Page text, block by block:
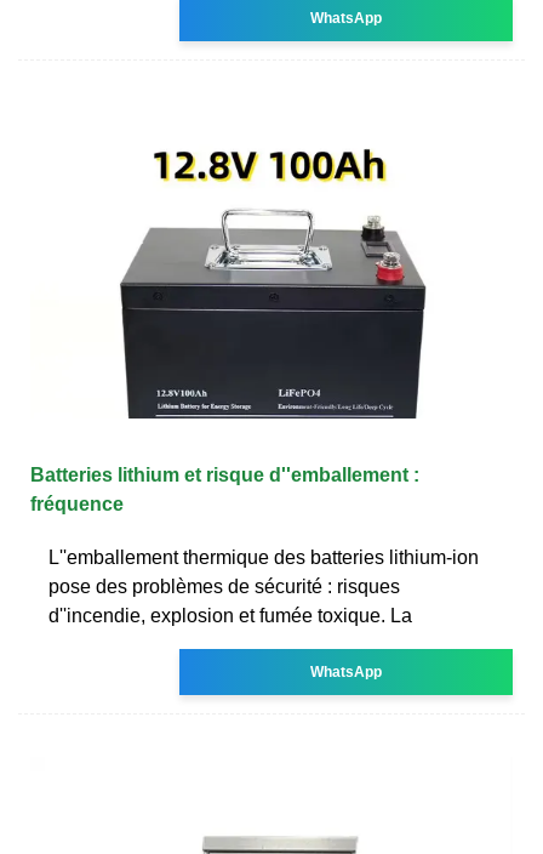
WhatsApp
Batteries lithium et risque d''emballement :
fréquence
L''emballement thermique des batteries lithium-ion
pose des problèmes de sécurité : risques
d''incendie, explosion et fumée toxique. La
WhatsApp